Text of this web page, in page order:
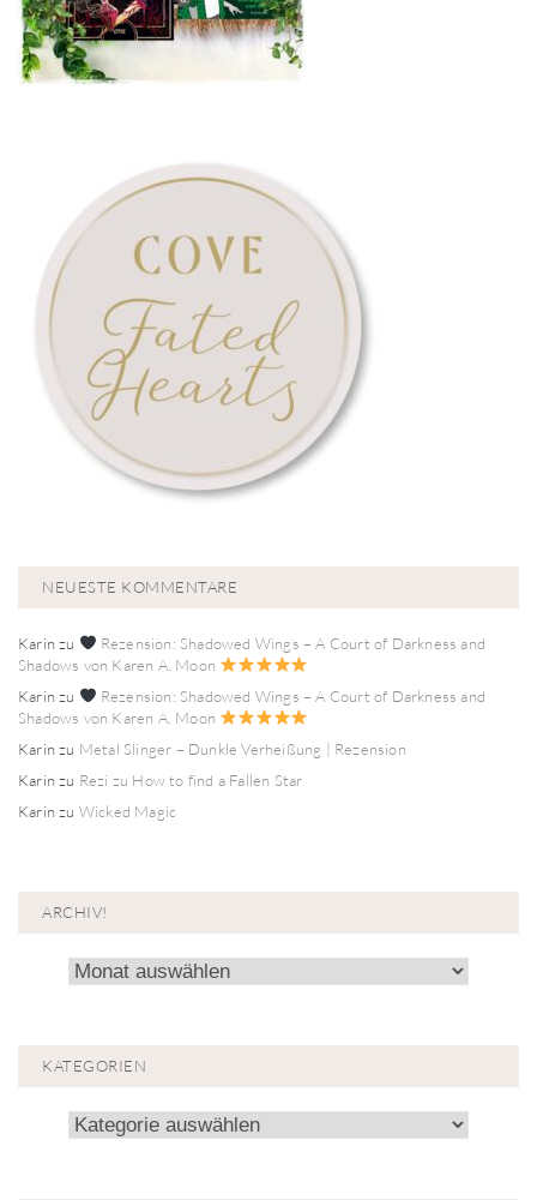
NEUESTE KOMMENTARE
Karinzu
Rezension: Shadowed Wings – A Court of Darkness and
Shadows von Karen A. Moon
Karinzu
Rezension: Shadowed Wings – A Court of Darkness and
Shadows von Karen A. Moon
Karinzu Metal Slinger – Dunkle Verheißung | Rezension
Karinzu Rezi zu How to find a Fallen Star
Karinzu Wicked Magic
ARCHIV!
Archiv!
KATEGORIEN
Kategorien